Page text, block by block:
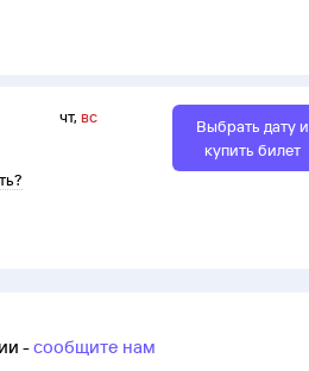
чт, вс
Выбрать дату и
купить билет
-сообщите нам